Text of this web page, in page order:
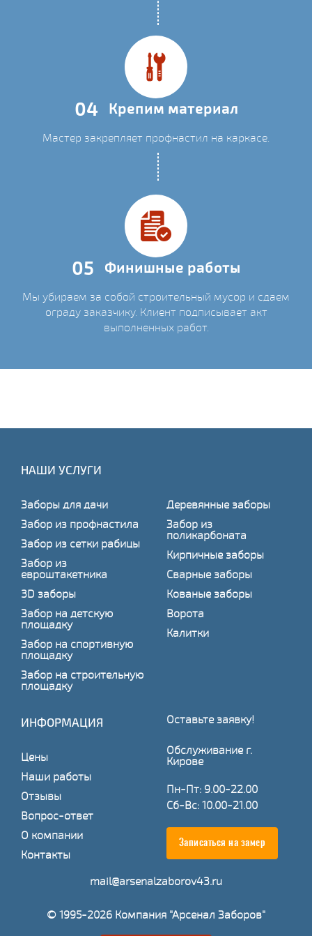
04 Крепим материал
Мастер закрепляет профнастил на каркасе.
05 Финишные работы
Мы убираем за собой строительный мусор и сдаем
ограду заказчику. Клиент подписывает акт
выполненных работ.
НАШИ УСЛУГИ
Заборы для дачи
Забор из профнастила
Забор из сетки рабицы
Забор из
евроштакетника
3D заборы
Забор на детскую
площадку
Забор на спортивную
площадку
Забор на строительную
площадку
Деревянные заборы
Забор из
поликарбоната
Кирпичные заборы
Сварные заборы
Кованые заборы
Ворота
Калитки
ИНФОРМАЦИЯ
Цены
Наши работы
Отзывы
Вопрос-ответ
О компании
Контакты
Оставьте заявку!
Обслуживание г.
Кирове
Пн-Пт: 9.00-22.00
Сб-Вс: 10.00-21.00
Записаться на замер
mail@arsenalzaborov43.ru
© 1995-2026 Компания "Арсенал Заборов"